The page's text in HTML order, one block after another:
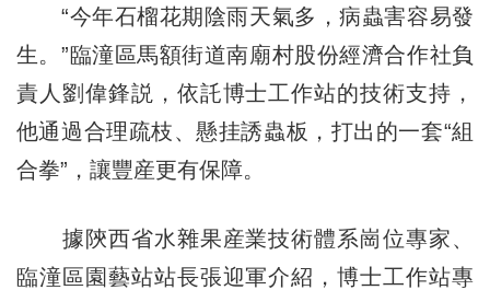
“今年石榴花期陰雨天氣多，病蟲害容易發
生。”臨潼區馬額街道南廟村股份經濟合作社負
責人劉偉鋒説，依託博士工作站的技術支持，
他通過合理疏枝、懸挂誘蟲板，打出的一套“組
合拳”，讓豐産更有保障。
據陝西省水雜果産業技術體系崗位專家、
臨潼區園藝站站長張迎軍介紹，博士工作站專